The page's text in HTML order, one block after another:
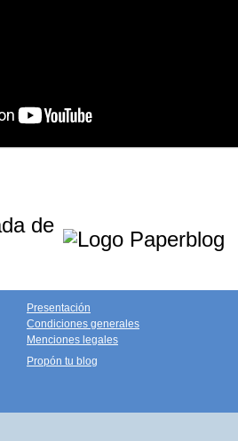
de
Presentación
Condiciones generales
Menciones legales
Propón tu blog